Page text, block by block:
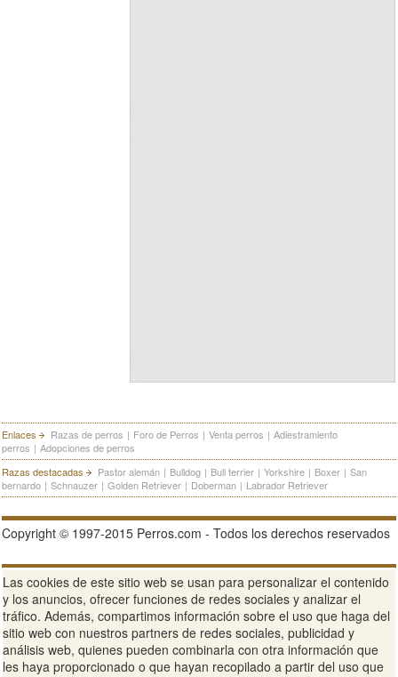
Enlaces Razas de perros | Foro de Perros | Venta perros | Adiestramiento
perros | Adopciones de perros
Razas destacadas
Pastor alemán | Bulldog | Bull terrier | Yorkshire | Boxer | San
bernardo | Schnauzer | Golden Retriever | Doberman | Labrador Retriever
Copyright © 1997-2015 Perros.com - Todos los derechos reservados
Publicidad en Perros.com | Contacte | Aviso Legal Política de
privacidad | Condiciones de uso
Ver sitio web completo
Las cookies de este sitio web se usan para personalizar el contenido
y los anuncios, ofrecer funciones de redes sociales y analizar el
tráfico. Además, compartimos información sobre el uso que haga del
sitio web con nuestros partners de redes sociales, publicidad y
análisis web, quienes pueden combinarla con otra información que
les haya proporcionado o que hayan recopilado a partir del uso que